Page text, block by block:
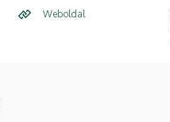
Weboldal